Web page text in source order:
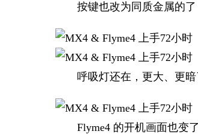
按键也改为同质金属的了
呼吸灯还在，更大、更
Flyme4 的开机画面也变了